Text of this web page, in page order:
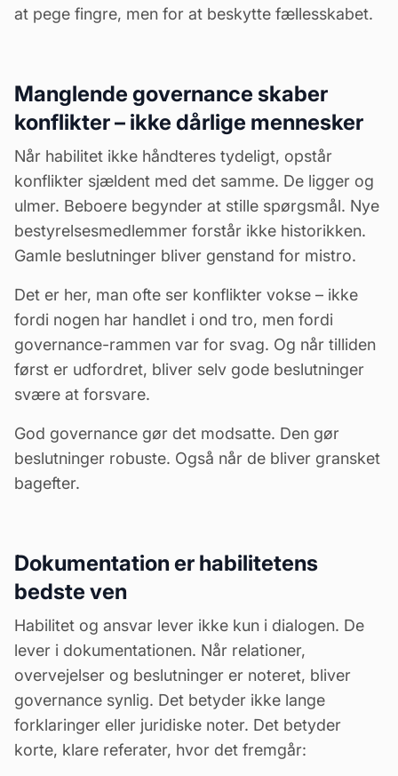
at pege fingre, men for at beskytte fællesskabet.
Manglende governance skaber
konflikter – ikke dårlige mennesker
Når habilitet ikke håndteres tydeligt, opstår
konflikter sjældent med det samme. De ligger og
ulmer. Beboere begynder at stille spørgsmål. Nye
bestyrelsesmedlemmer forstår ikke historikken.
Gamle beslutninger bliver genstand for mistro.
Det er her, man ofte ser konflikter vokse – ikke
fordi nogen har handlet i ond tro, men fordi
governance-rammen var for svag. Og når tilliden
først er udfordret, bliver selv gode beslutninger
svære at forsvare.
God governance gør det modsatte. Den gør
beslutninger robuste. Også når de bliver gransket
bagefter.
Dokumentation er habilitetens
bedste ven
Habilitet og ansvar lever ikke kun i dialogen. De
lever i dokumentationen. Når relationer,
overvejelser og beslutninger er noteret, bliver
governance synlig. Det betyder ikke lange
forklaringer eller juridiske noter. Det betyder
korte, klare referater, hvor det fremgår: